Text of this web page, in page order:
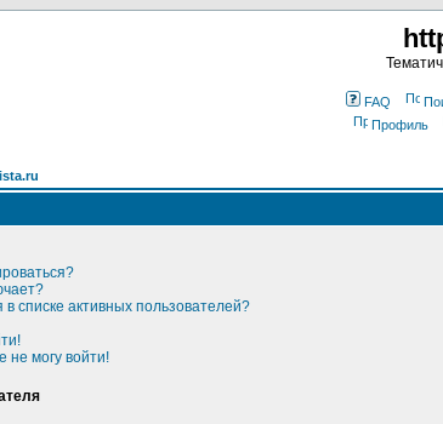
FAQ
Профиль
списке активных пользователей?
не могу войти!